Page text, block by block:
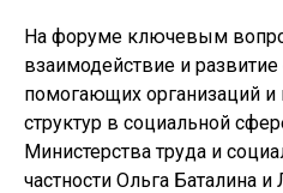
На форуме ключевым
взаимодействие и развитие
помогающих организаций и
структур в социальной
Министерства труда и
частности Ольга Баталина